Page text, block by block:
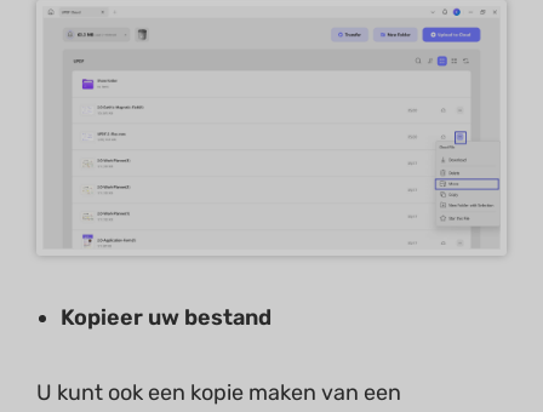
Kopieer uw bestand
U kunt ook een kopie maken van een